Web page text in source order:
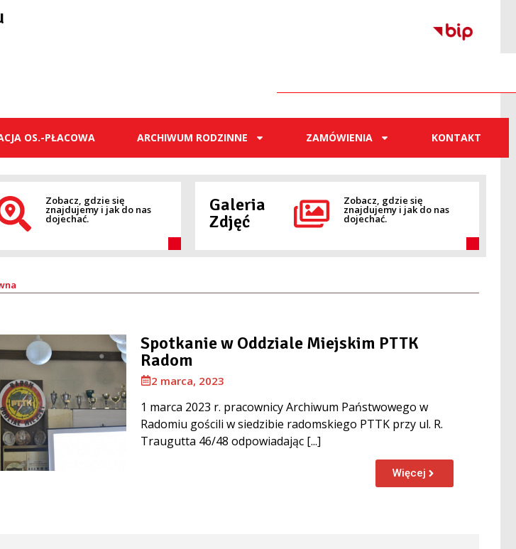
OS.-PŁACOWA ARCHIWUM RODZINNE ZAMÓWIENIA KONTAKT
Zobacz, gdzie się
znajdujemy i jak do nas
dojechać.
Galeria
Zdjęć
Zobacz, gdzie się
znajdujemy i jak do nas
dojechać.
Spotkanie w Oddziale Miejskim PTTK
Radom
2 marca, 2023
1 marca 2023 r. pracownicy Archiwum Państwowego w
Radomiu gościli w siedzibie radomskiego PTTK przy ul. R.
Traugutta 46/48 odpowiadając [...]
Więcej